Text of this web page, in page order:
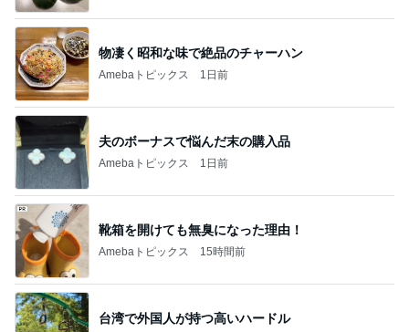
物凄く昭和な味で絶品のチャーハン
Amebaトピックス 1日前
夫のボーナスで悩んだ末の購入品
Amebaトピックス 1日前
靴箱を開けても無臭になった理由！
Amebaトピックス 15時間前
台湾で外国人が持つ高いハードル